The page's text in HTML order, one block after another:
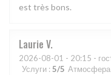
est très bons.
Laurie V
2026-08-01 - 20:15 -
Услуги : 5/5 Атмосфера